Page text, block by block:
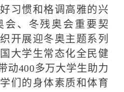
习惯和格调高雅的兴
会、冬残奥会重要契
开展迎冬奥主题系列
大学生常态化全民健
动400多万大学生助力
们的身体素质和体育